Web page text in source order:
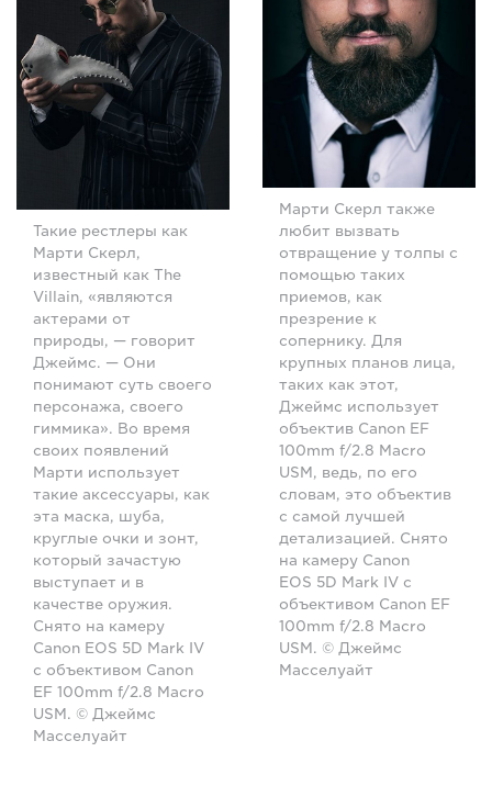
Такие рестлеры как
Марти Скерл,
известный как The
Villain, «являются
актерами от
природы, — говорит
Джеймс. — Они
понимают суть своего
персонажа, своего
гиммика». Во время
своих появлений
Марти использует
такие аксессуары, как
эта маска, шуба,
круглые очки и зонт,
который зачастую
выступает и в
качестве оружия.
Снято на камеру
Canon EOS 5D Mark IV
с объективом Canon
EF 100mm f/2.8 Macro
USM. © Джеймс
Масселуайт
Марти Скерл также
любит вызвать
отвращение у толпы с
помощью таких
приемов, как
презрение к
сопернику. Для
крупных планов лица,
таких как этот,
Джеймс использует
объектив Canon EF
100mm f/2.8 Macro
USM, ведь, по его
словам, это объектив
с самой лучшей
детализацией. Снято
на камеру Canon
EOS 5D Mark IV с
объективом Canon EF
100mm f/2.8 Macro
USM. © Джеймс
Масселуайт